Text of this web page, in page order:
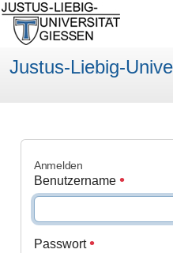
Justus-Liebig-
Anmelden
Benutzername
Passwort